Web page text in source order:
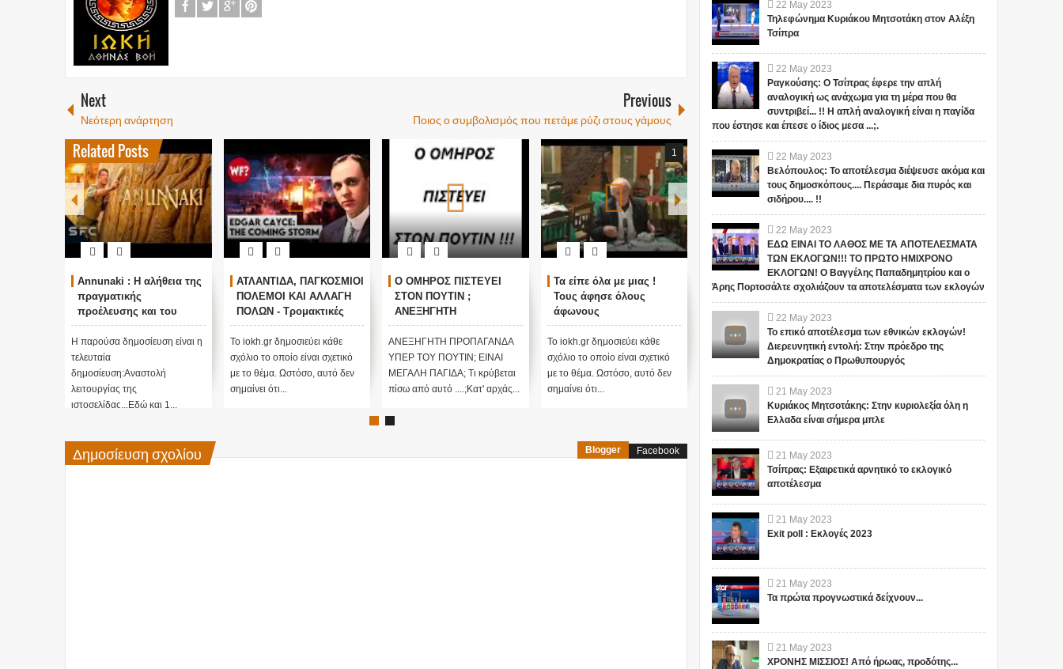
Next
Νεότερη ανάρτηση
Previous
Ποιος ο συμβολισμός που πετάμε ρύζι στους γάμους
Related Posts
Annunaki : Η αλήθεια της
πραγματικής
προέλευσης και του
σκοπού τους και
αναστολή λειτουργίας
μας ....
Η παρούσα δημοσίευση είναι η
τελευταία
δημοσίευση:Αναστολή
λειτουργίας της
ιστοσελίδας...Εδώ και 1...
ΑΤΛΑΝΤΙΔΑ, ΠΑΓΚΟΣΜΙΟΙ
ΠΟΛΕΜΟΙ ΚΑΙ ΑΛΛΑΓΗ
ΠΟΛΩΝ - Τρομακτικές
προβλέψεις του Edgar
Cayce (Video)
Το iokh.gr δημοσιεύει κάθε
σχόλιο το οποίο είναι σχετικό
με το θέμα. Ωστόσο, αυτό δεν
σημαίνει ότι...
Ο ΟΜΗΡΟΣ ΠΙΣΤΕΥΕΙ
ΣΤΟΝ ΠΟΥΤΙΝ ;
ΑΝΕΞΗΓΗΤΗ
ΠΡΟΠΑΓΑΝΔΑ ΥΠΕΡ ΤΟΥ
ΠΟΥΤΙΝ;
ΑΝΕΞΗΓΗΤΗ ΠΡΟΠΑΓΑΝΔΑ
ΥΠΕΡ ΤΟΥ ΠΟΥΤΙΝ; ΕΙΝΑΙ
ΜΕΓΑΛΗ ΠΑΓΙΔΑ; Τι κρύβεται
πίσω από αυτό ....;Κατ' αρχάς...
1
Τα είπε όλα με μιας !
Τους άφησε όλους
άφωνους
Το iokh.gr δημοσιεύει κάθε
σχόλιο το οποίο είναι σχετικό
με το θέμα. Ωστόσο, αυτό δεν
σημαίνει ότι...
1
"ΣΧΕΔΙΟ ΛΕΩΝΙΔΑΣ": ΤΙ
ΠΑΤΡΙΔΑ ΜΑΣ... ; ΔΕΝ ΤΑ
ΕΙΠΕ ΤΥΧΑΙΑ ΣΤΙΣ
13/11/2015...
Το iokh.gr δημοσιεύει κάθε
σχόλιο το οποίο είναι σχετικό
με το θέμα. Ωστόσο, αυτό δεν
ΑΥΤΑ ΤΡΕΜΟΥΝ! Οι
Το iokh.gr δημοσιεύει κάθε
σχόλιο το οποίο είναι σχετικό
με το θέμα. Ωστόσο, αυτό δεν
Δημοσίευση σχολίου Blogger Facebook
22 May 2023
Τηλεφώνημα Κυριάκου Μητσοτάκη στον Αλέξη
Τσίπρα
22 May 2023
Ραγκούσης: Ο Τσίπρας έφερε την απλή
αναλογική ως ανάχωμα για τη μέρα που θα
συντριβεί... !! Η απλή αναλογική είναι η παγίδα
που έστησε και έπεσε ο ίδιος μεσα ...;.
22 May 2023
Βελόπουλος: Το αποτέλεσμα διέψευσε ακόμα και
τους δημοσκόπους.... Περάσαμε δια πυρός και
σιδήρου.... !!
22 May 2023
ΕΔΩ ΕΙΝΑΙ ΤΟ ΛΑΘΟΣ ΜΕ ΤΑ ΑΠΟΤΕΛΕΣΜΑΤΑ
ΤΩΝ ΕΚΛΟΓΩΝ!!! ΤΟ ΠΡΩΤΟ ΗΜΙΧΡΟΝΟ
ΕΚΛΟΓΩΝ! Ο Βαγγέλης Παπαδημητρίου και ο
Άρης Πορτοσάλτε σχολιάζουν τα αποτελέσματα των εκλογών
22 May 2023
Το επικό αποτέλεσμα των εθνικών εκλογών!
Διερευνητική εντολή: Στην πρόεδρο της
Δημοκρατίας ο Πρωθυπουργός
21 May 2023
Κυριάκος Μητσοτάκης: Στην κυριολεξία όλη η
Ελλαδα είναι σήμερα μπλε
21 May 2023
Τσίπρας: Εξαιρετικά αρνητικό το εκλογικό
αποτέλεσμα
21 May 2023
Exit poll : Εκλογές 2023
21 May 2023
Τα πρώτα προγνωστικά δείχνουν...
21 May 2023
ΧΡΟΝΗΣ ΜΙΣΣΙΟΣ! Από ήρωας, προδότης...